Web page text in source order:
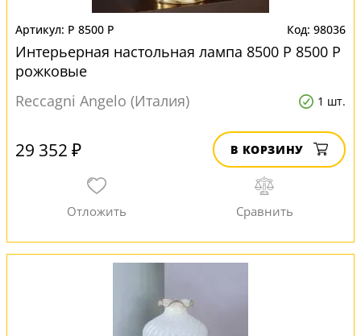
P 8500 P 98036
Интерьерная настольная лампа 8500 P 8500 P
рожковые
Reccagni Angelo (Италия)
1 шт.
29 352 ₽ В КОРЗИНУ